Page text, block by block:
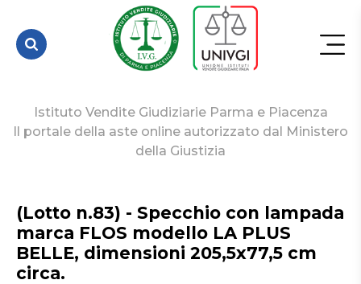
Istituto Vendite Giudiziarie Parma e Piacenza
Il portale della aste online autorizzato dal Ministero
della Giustizia
PLUS BELLE,
dimensi...
(Lotto n.83) - Specchio con lampada
marca FLOS modello LA PLUS
BELLE, dimensioni 205,5x77,5 cm
circa.